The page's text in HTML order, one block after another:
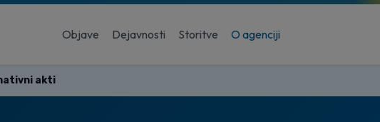
Objave Dejavnosti Storitve O agenciji
akti